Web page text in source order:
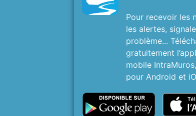
Pour recevoir les
les alertes,
problème...
gratuitement
mobile
pour Android et